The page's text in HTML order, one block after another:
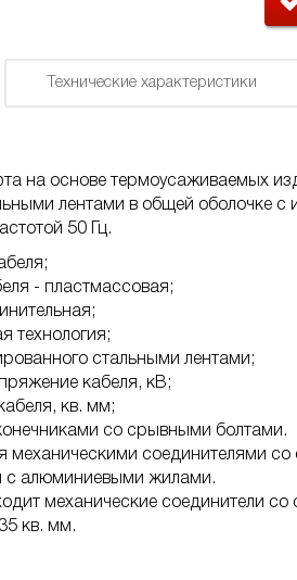
Технические характеристики
на основе термоусаживаемых
лентами в общей оболочке с
50 Гц.
- пластмассовая;
технология;
стальными лентами;
кабеля, кВ;
кв. мм;
со срывными болтами.
механическими соединителями
с алюминиевыми жилами.
механические соединители
кв. мм.